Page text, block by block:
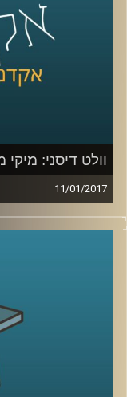
אחת לאחרת,
לעומת
מארבעים
וולט דיסני:
11/01/2017
המפגש בין
אדם,
הצלילים,
ובעצם – הכל.
שחזה ודאג
אדם בלתי